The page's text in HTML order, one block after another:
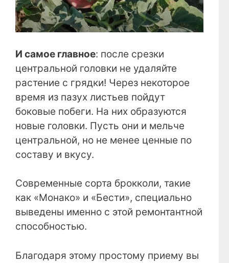
И самое главное: после срезки
центральной головки не удаляйте
растение с грядки! Через некоторое
время из пазух листьев пойдут
боковые побеги. На них образуются
новые головки. Пусть они и мельче
центральной, но не менее ценные по
составу и вкусу.
Современные сорта брокколи, такие
как «Монако» и «Бести», специально
выведены именно с этой ремонтантной
способностью.
Благодаря этому простому приему вы